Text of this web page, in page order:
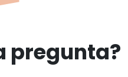
pregunta?